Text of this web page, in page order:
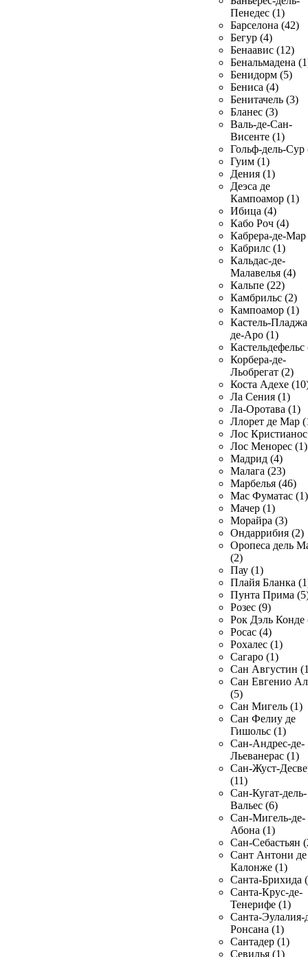
Пенедес (1)
Барселона (42)
Бегур (4)
Бенаавис (12)
Бенальмадена
Бенидорм (5)
Бениса (4)
Бенитачель (3)
Бланес (3)
Валь-де-Сан-
Висенте (1)
Гольф-дель-Сур
Гуим (1)
Дения (1)
Деэса де
Кампоамор (1)
Ибица (4)
Кабо Роч (4)
Кабрера-де-Мар
Кабрилс (1)
Кальдас-де-
Малавелья (4)
Кальпе (22)
Камбрильс (2)
Кампоамор (1)
Кастель-
де-Аро (1)
Кастельдефельс
Корбера-де-
Льобрегат (2)
Коста Адехе
Ла Сения (1)
Ла-Оротава (1)
Ллорет де Мар
Лос
Лос Менорес (1)
Мадрид (4)
Малага (23)
Марбелья (46)
Мас Фуматас (1)
Мачер (1)
Морайра (3)
Ондаррибия (2)
Оропеса дель
(2)
Пау (1)
Плайя Бланка
Пунта Прима
Розес (9)
Рок Дэль Конде
Росас (4)
Рохалес (1)
Сагаро (1)
Сан Августин
Сан Евгенио
(5)
Сан Мигель (1)
Сан Фелиу де
Гишольс (1)
Сан-Андрес-де-
Льеванерас (1)
Сан-Жуст-
(11)
Сан-Кугат-дель-
Вальес (6)
Сан-Мигель-де-
Абона (1)
Сан-Себастьян
Сант Антони де
Калонже (1)
Санта-Брихида
Санта-Крус-де-
Тенерифе (1)
Санта-Эулалия-
Ронсана (1)
Сантадер (1)
Севилья (1)